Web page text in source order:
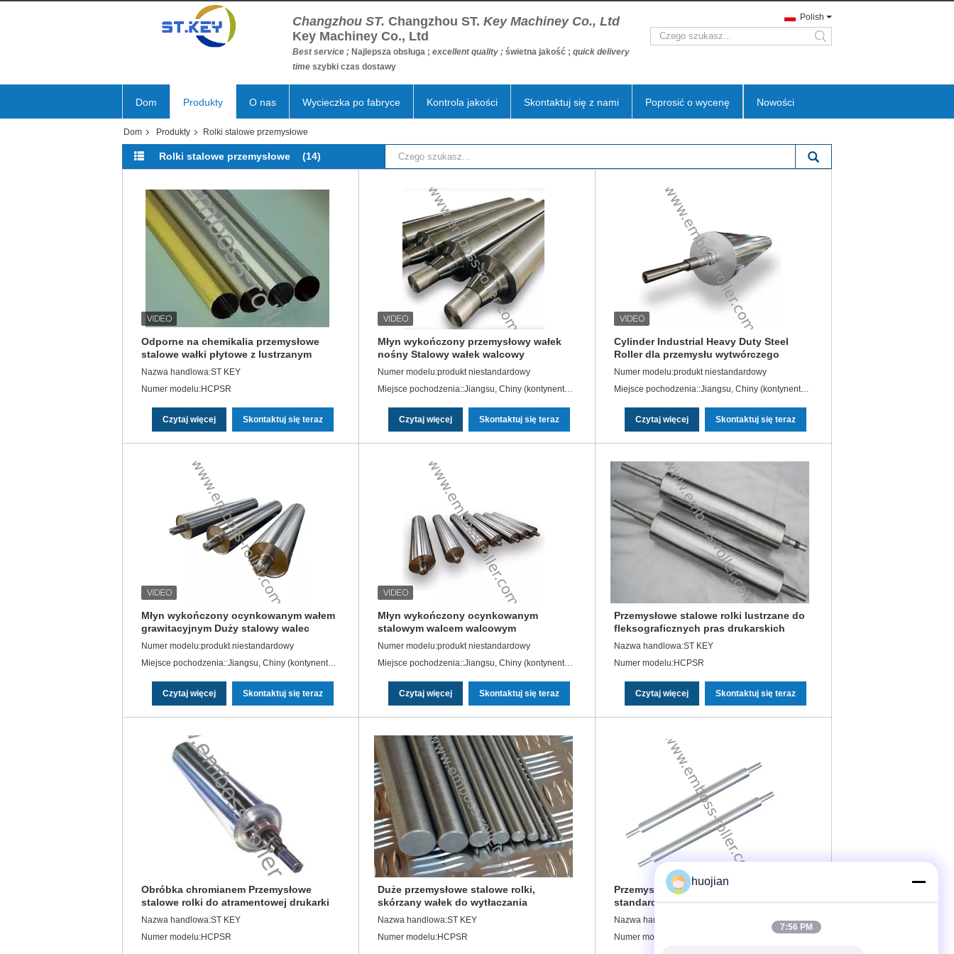
Changzhou ST. Changzhou ST. Key Machiney Co., Ltd
Key Machiney Co., Ltd
Best service ; Najlepsza obsługa ; excellent quality ; świetna jakość ; quick delivery
time szybki czas dostawy
Polish
search
Dom Produkty O nas Wycieczka po fabryce Kontrola jakości Skontaktuj się z nami Poprosić o wycenę Nowości
Dom Produkty Rolki stalowe przemysłowe
Rolki stalowe przemysłowe (14)
Odporne na chemikalia przemysłowe
stalowe wałki płytowe z lustrzanym
wykończeniem na mat
Nazwa handlowa:ST KEY
Numer modelu:HCPSR
Czytaj więcej Skontaktuj się teraz
Młyn wykończony przemysłowy wałek
nośny Stalowy wałek walcowy
Przemysłowe stalowe rolki
Numer modelu:produkt niestandardowy
Miejsce pochodzenia::Jiangsu, Chiny (kontynentalne)
Czytaj więcej Skontaktuj się teraz
Cylinder Industrial Heavy Duty Steel
Roller dla przemysłu wytwórczego
Numer modelu:produkt niestandardowy
Miejsce pochodzenia::Jiangsu, Chiny (kontynentalne)
Czytaj więcej Skontaktuj się teraz
Młyn wykończony ocynkowanym wałem
grawitacyjnym Duży stalowy walec
walcowy Przemysłowe stalowe rolki
Numer modelu:produkt niestandardowy
Miejsce pochodzenia::Jiangsu, Chiny (kontynentalne)
Czytaj więcej Skontaktuj się teraz
Młyn wykończony ocynkowanym
stalowym walcem walcowym
przemysłowym ocynkowanym
Numer modelu:produkt niestandardowy
Miejsce pochodzenia::Jiangsu, Chiny (kontynentalne)
Czytaj więcej Skontaktuj się teraz
Przemysłowe stalowe rolki lustrzane do
fleksograficznych pras drukarskich
Nazwa handlowa:ST KEY
Numer modelu:HCPSR
Czytaj więcej Skontaktuj się teraz
Obróbka chromianem Przemysłowe
stalowe rolki do atramentowej drukarki
wodnej
Nazwa handlowa:ST KEY
Numer modelu:HCPSR
Duże przemysłowe stalowe rolki,
skórzany wałek do wytłaczania
Nazwa handlowa:ST KEY
Numer modelu:HCPSR
Przemysłowe stalowe walce o
standardowej grubości do metali
żelaznych, miedzi i mosiądzu
Nazwa handlowa:ST KEY
Numer modelu:HCPSR
huojian
7:56 PM